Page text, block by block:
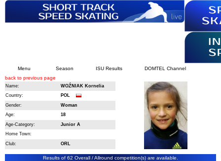
Menu Season ISU Results
DOMTEL Channel
back to previous page
Name:
WOŹNIAK Kornelia
Country:
POL
Gender:
Woman
Age:
18
Age-Category:
Junior A
Home Town:
Club:
ORL
Results of 62 Overall / Allround competition(s) are available.